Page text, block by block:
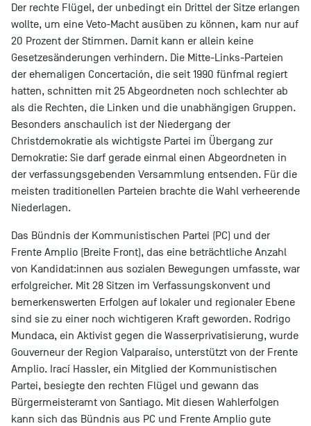
Der rechte Flügel, der unbedingt ein Drittel der Sitze erlangen
wollte, um eine Veto-Macht ausüben zu können, kam nur auf
20 Prozent der Stimmen. Damit kann er allein keine
Gesetzesänderungen verhindern. Die Mitte-Links-Parteien
der ehemaligen Concertación, die seit 1990 fünfmal regiert
hatten, schnitten mit 25 Abgeordneten noch schlechter ab
als die Rechten, die Linken und die unabhängigen Gruppen.
Besonders anschaulich ist der Niedergang der
Christdemokratie als wichtigste Partei im Übergang zur
Demokratie: Sie darf gerade einmal einen Abgeordneten in
der verfassungsgebenden Versammlung entsenden. Für die
meisten traditionellen Parteien brachte die Wahl verheerende
Niederlagen.
Das Bündnis der Kommunistischen Partei (PC) und der
Frente Amplio (Breite Front), das eine beträchtliche Anzahl
von Kandidat:innen aus sozialen Bewegungen umfasste, war
erfolgreicher. Mit 28 Sitzen im Verfassungskonvent und
bemerkenswerten Erfolgen auf lokaler und regionaler Ebene
sind sie zu einer noch wichtigeren Kraft geworden. Rodrigo
Mundaca, ein Aktivist gegen die Wasserprivatisierung, wurde
Gouverneur der Region Valparaíso, unterstützt von der Frente
Amplio. Irací Hassler, ein Mitglied der Kommunistischen
Partei, besiegte den rechten Flügel und gewann das
Bürgermeisteramt von Santiago. Mit diesen Wahlerfolgen
kann sich das Bündnis aus PC und Frente Amplio gute